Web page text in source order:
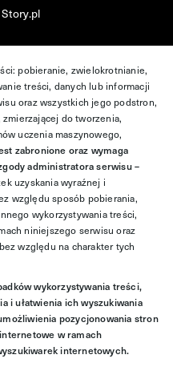
Story.pl
pobieranie, zwielokrotnianie,
treści, danych lub informacji
oraz wszystkich jego podstron,
do tworzenia,
uczenia maszynowego,
zabronione oraz wymaga
administratora serwisu –
uzyskania wyraźnej i
względu sposób pobierania,
wykorzystywania treści,
niniejszego serwisu oraz
względu na charakter tych
wykorzystywania treści,
i ułatwienia ich wyszukiwania
pozycjonowania stron
w ramach
internetowych.